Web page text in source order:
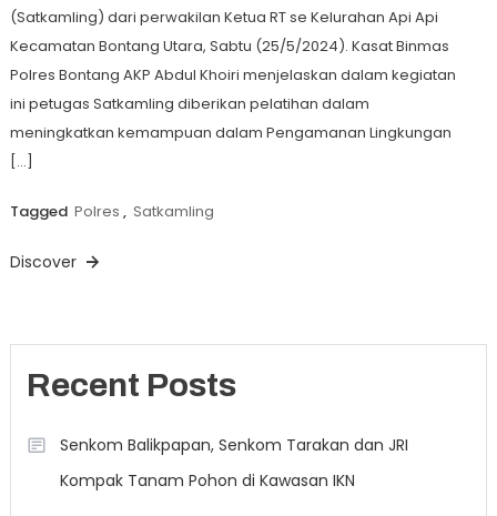
(Satkamling) dari perwakilan Ketua RT se Kelurahan Api Api
Kecamatan Bontang Utara, Sabtu (25/5/2024). Kasat Binmas
Polres Bontang AKP Abdul Khoiri menjelaskan dalam kegiatan
ini petugas Satkamling diberikan pelatihan dalam
meningkatkan kemampuan dalam Pengamanan Lingkungan
[…]
Tagged Polres , Satkamling
Discover
Recent Posts
Senkom Balikpapan, Senkom Tarakan dan JRI
Kompak Tanam Pohon di Kawasan IKN